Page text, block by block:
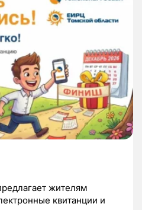
жителям
квитанции и